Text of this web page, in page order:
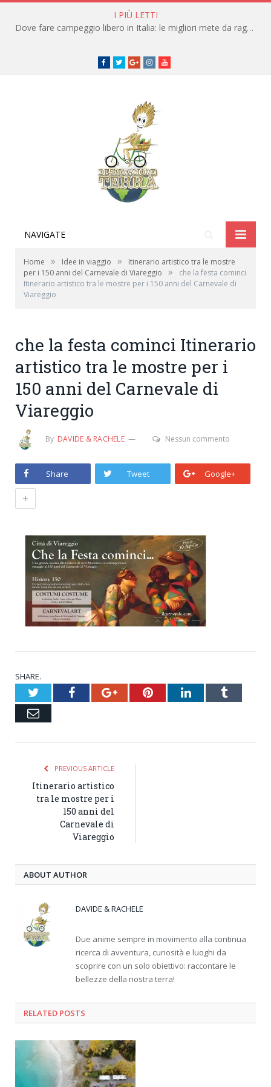
I PIÙ LETTI
Dove fare campeggio libero in Italia: le migliori mete da raggiungere in traghetto
Facebook
TwitterGoogle+instagramyoutube
NAVIGATE
Home » Idee in viaggio »
Itinerario artistico tra le mostre
per i 150 anni del Carnevale di Viareggio
»
che la festa cominci
Itinerario artistico tra le mostre per i 150 anni del Carnevale di
Viareggio
che la festa cominci Itinerario
artistico tra le mostre per i
150 anni del Carnevale di
Viareggio
By DAVIDE & RACHELE Nessun commento
Share Tweet Google+
+
SHARE.
TwitterFacebookGoogle+PinterestLinkedInTumblr
Email
PREVIOUS ARTICLE
Itinerario artistico
tra le mostre per i
150 anni del
Carnevale di
Viareggio
ABOUT AUTHOR
DAVIDE & RACHELE
Due anime sempre in movimento alla continua
ricerca di avventura, curiosità e luoghi da
scoprire con un solo obiettivo: raccontare le
bellezze della nostra terra!
RELATED POSTS